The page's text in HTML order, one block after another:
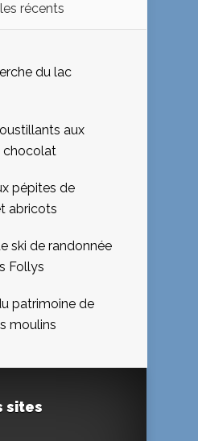
récents
du lac
aux
chocolat
pépites de
abricots
ski de randonnée
Follys
patrimoine de
moulins
sites